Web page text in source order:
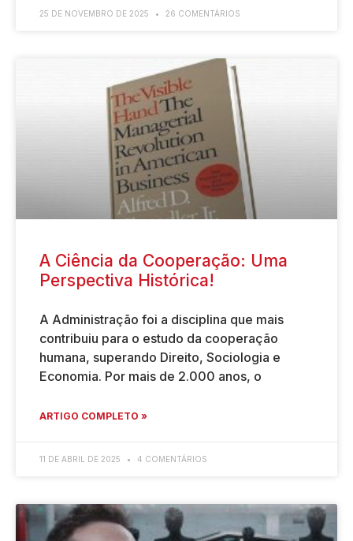
25 DE NOVEMBRO DE 2025 26 COMENTÁRIOS
A Ciência da Cooperação: Uma
Perspectiva Histórica!
A Administração foi a disciplina que mais
contribuiu para o estudo da cooperação
humana, superando Direito, Sociologia e
Economia. Por mais de 2.000 anos, o
ARTIGO COMPLETO »
11 DE ABRIL DE 2025 4 COMENTÁRIOS